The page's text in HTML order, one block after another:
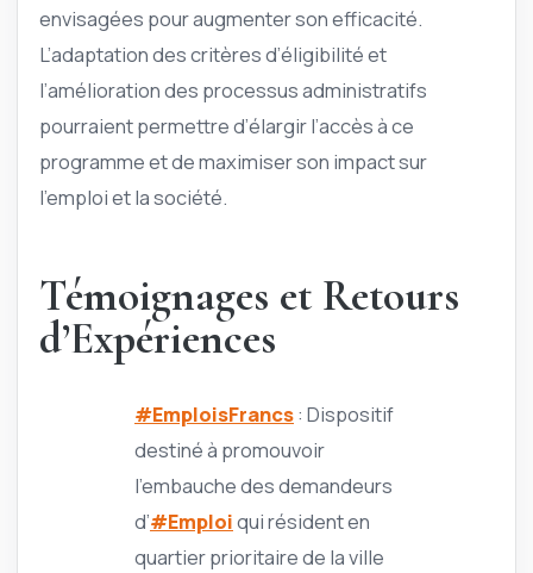
envisagées pour augmenter son efficacité.
L’adaptation des critères d’éligibilité et
l’amélioration des processus administratifs
pourraient permettre d’élargir l’accès à ce
programme et de maximiser son impact sur
l’emploi et la société.
Témoignages et Retours
d’Expériences
#EmploisFrancs: Dispositif
destiné à promouvoir
l’embauche des demandeurs
d’#Emploiqui résident en
quartier prioritaire de la ville